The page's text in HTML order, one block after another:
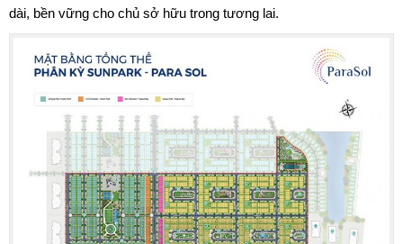
dài, bền vững cho chủ sở hữu trong tương lai.